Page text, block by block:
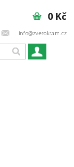
info@zverokram.cz
0 Kč